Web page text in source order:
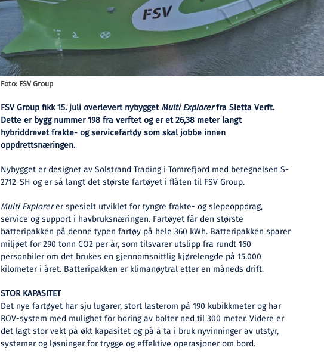
Foto: FSV Group
FSV Group fikk 15. juli overlevert nybyggetMulti Explorerfra Sletta Verft.
Dette er bygg nummer 198 fra verftet og er et 26,38 meter langt
hybriddrevet frakte- og servicefartøy som skal jobbe innen
oppdrettsnæringen.
Nybygget er designet av Solstrand Trading i Tomrefjord med betegnelsen S-
2712-SH og er så langt det største fartøyet i flåten til FSV Group.
Multi Explorerer spesielt utviklet for tyngre frakte- og slepeoppdrag,
service og support i havbruksnæringen. Fartøyet får den største
batteripakken på denne typen fartøy på hele 360 kWh. Batteripakken sparer
miljøet for 290 tonn CO2 per år, som tilsvarer utslipp fra rundt 160
personbiler om det brukes en gjennomsnittlig kjørelengde på 15.000
kilometer i året. Batteripakken er klimanøytral etter en måneds drift.
STOR KAPASITET
Det nye fartøyet har sju lugarer, stort lasterom på 190 kubikkmeter og har
ROV-system med mulighet for boring av bolter ned til 300 meter. Videre er
det lagt stor vekt på økt kapasitet og på å ta i bruk nyvinninger av utstyr,
systemer og løsninger for trygge og effektive operasjoner om bord.